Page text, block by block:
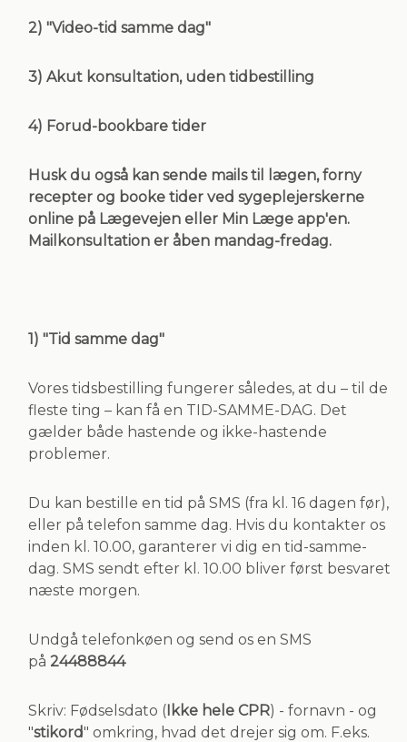
2) "Video-tid samme dag"
3) Akut konsultation, uden tidbestilling
4) Forud-bookbare tider
Husk du også kan sende mails til lægen, forny
recepter og booke tider ved sygeplejerskerne
online på Lægevejen eller Min Læge app'en.
Mailkonsultation er åben mandag-fredag.
1) "Tid samme dag"
Vores tidsbestilling fungerer således, at du – til de
fleste ting – kan få en TID-SAMME-DAG. Det
gælder både hastende og ikke-hastende
problemer.
Du kan bestille en tid på SMS (fra kl. 16 dagen før),
eller på telefon samme dag. Hvis du kontakter os
inden kl. 10.00, garanterer vi dig en tid-samme-
dag. SMS sendt efter kl. 10.00 bliver først besvaret
næste morgen.
Undgå telefonkøen og send os en SMS
på 24488844
Skriv: Fødselsdato (Ikke hele CPR) - fornavn - og
"stikord" omkring, hvad det drejer sig om. F.eks.